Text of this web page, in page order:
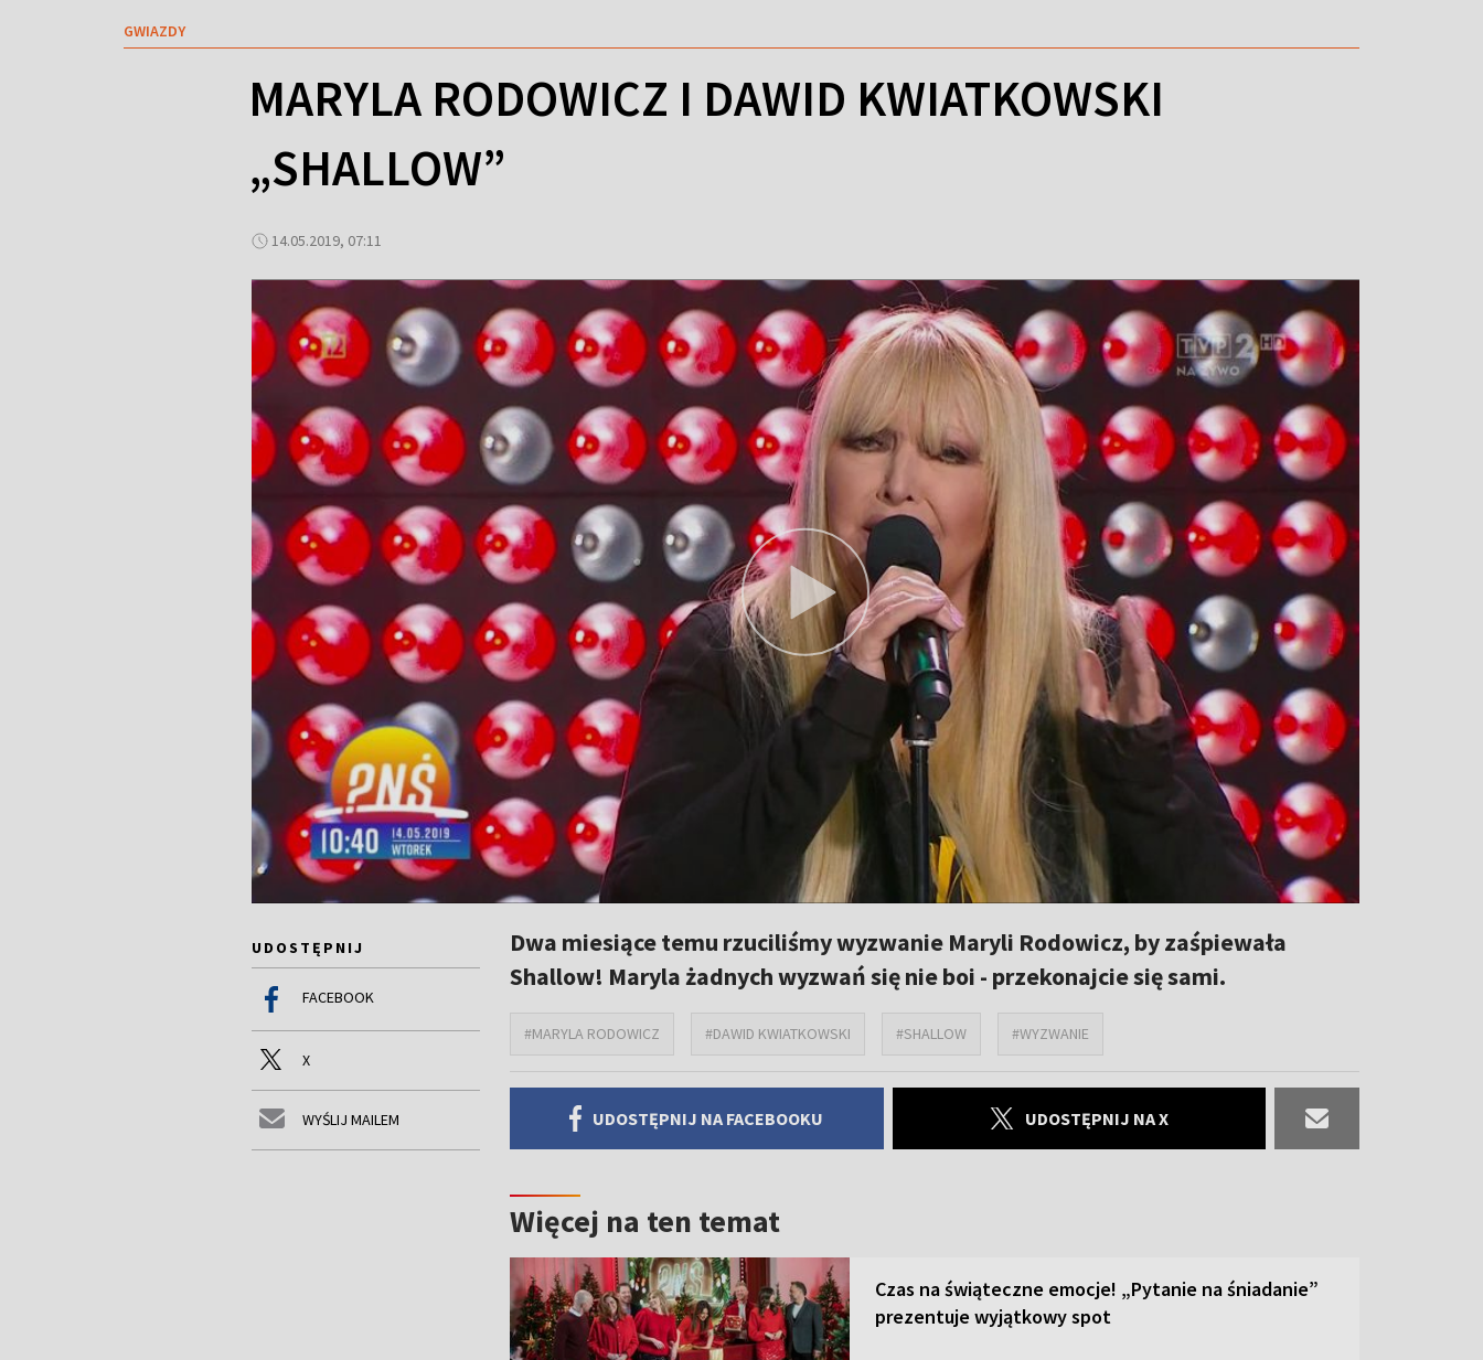
GWIAZDY
MARYLA RODOWICZ I DAWID KWIATKOWSKI
„SHALLOW”
14.05.2019, 07:11
UDOSTĘPNIJ
FACEBOOK
X
WYŚLIJ MAILEM
Dwa miesiące temu rzuciliśmy wyzwanie Maryli Rodowicz, by zaśpiewała
Shallow! Maryla żadnych wyzwań się nie boi - przekonajcie się sami.
#MARYLA RODOWICZ #DAWID KWIATKOWSKI #SHALLOW #WYZWANIE
UDOSTĘPNIJ NA FACEBOOKU UDOSTĘPNIJ NA X
Więcej na ten temat
Czas na świąteczne emocje! „Pytanie na śniadanie”
prezentuje wyjątkowy spot